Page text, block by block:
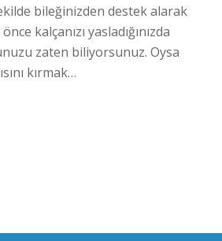
bileğinizden destek alarak
kalçanızı yasladığınızda
zaten biliyorsunuz. Oysa
kırmak…